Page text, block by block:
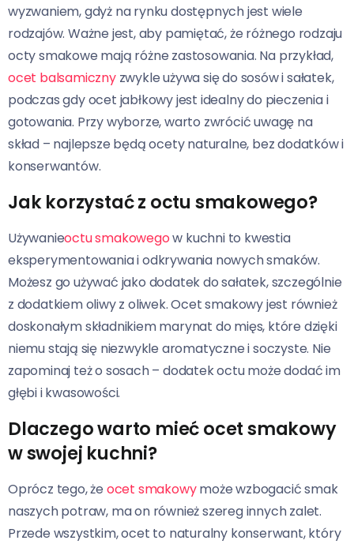
wyzwaniem, gdyż na rynku dostępnych jest wiele
rodzajów. Ważne jest, aby pamiętać, że różnego rodzaju
octy smakowe mają różne zastosowania. Na przykład,
ocet balsamicznyzwykle używa się do sosów i sałatek,
podczas gdy ocet jabłkowy jest idealny do pieczenia i
gotowania. Przy wyborze, warto zwrócić uwagę na
skład – najlepsze będą ocety naturalne, bez dodatków i
konserwantów.
Jak korzystać z octu smakowego?
Używanieoctu smakowegow kuchni to kwestia
eksperymentowania i odkrywania nowych smaków.
Możesz go używać jako dodatek do sałatek, szczególnie
z dodatkiem oliwy z oliwek. Ocet smakowy jest również
doskonałym składnikiem marynat do mięs, które dzięki
niemu stają się niezwykle aromatyczne i soczyste. Nie
zapominaj też o sosach – dodatek octu może dodać im
głębi i kwasowości.
Dlaczego warto mieć ocet smakowy
w swojej kuchni?
Oprócz tego, że ocet smakowymoże wzbogacić smak
naszych potraw, ma on również szereg innych zalet.
Przede wszystkim, ocet to naturalny konserwant, który